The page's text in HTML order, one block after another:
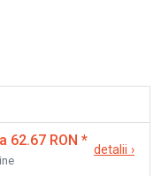
62.67 RON *
detalii ›